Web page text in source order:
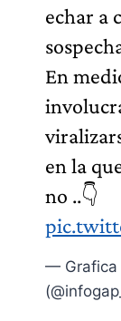
echar a
En
en la
no ..👇
— Grafica